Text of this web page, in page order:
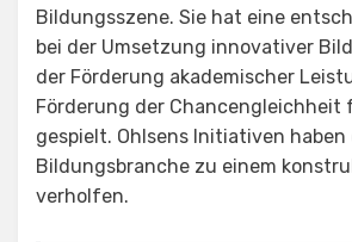
Bildungsszene. Sie hat eine
bei der Umsetzung innovativer
der Förderung akademischer
Förderung der Chancengleichheit
gespielt. Ohlsens Initiativen haben
Bildungsbranche zu einem
verholfen.